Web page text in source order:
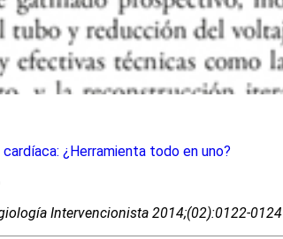
¿Herramienta todo en uno?
Intervencionista 2014;(02):0122-0124